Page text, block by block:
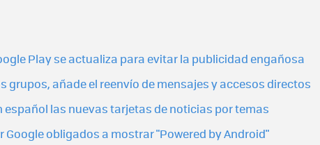
Play se actualiza para evitar la publicidad engañosa
grupos, añade el reenvío de mensajes y accesos directos
español las nuevas tarjetas de noticias por temas
obligados a mostrar "Powered by Android"